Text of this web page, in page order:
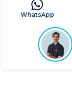
WhatsApp